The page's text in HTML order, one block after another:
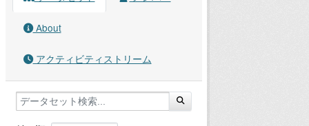
About
アクティビティストリーム